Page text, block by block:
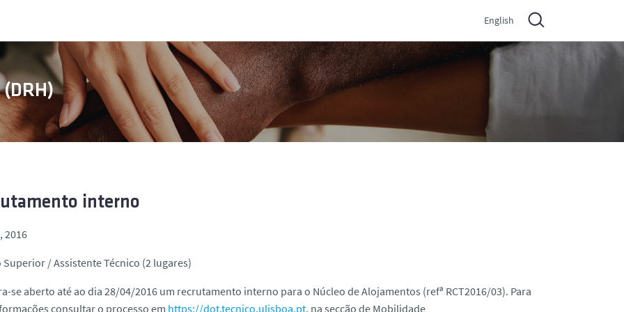
English
(DRH)
interno
2016
Superior / Assistente Técnico (2 lugares)
se aberto até ao dia 28/04/2016 um recrutamento interno para o Núcleo de Alojamentos (refª RCT2016/03). Para
consultar o processo em https://dot.tecnico.ulisboa.pt, na secção de Mobilidade